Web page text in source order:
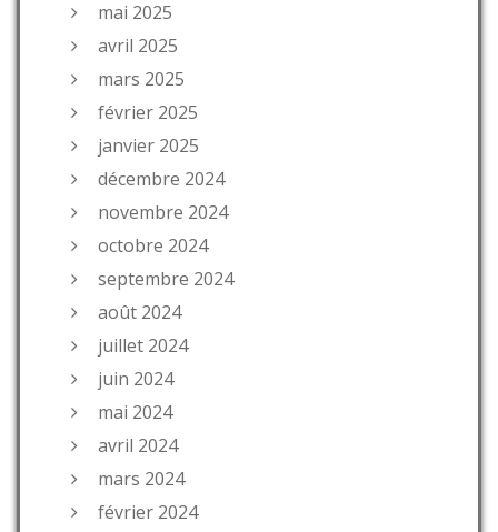
mai 2025
avril 2025
mars 2025
février 2025
janvier 2025
décembre 2024
novembre 2024
octobre 2024
septembre 2024
août 2024
juillet 2024
juin 2024
mai 2024
avril 2024
mars 2024
février 2024